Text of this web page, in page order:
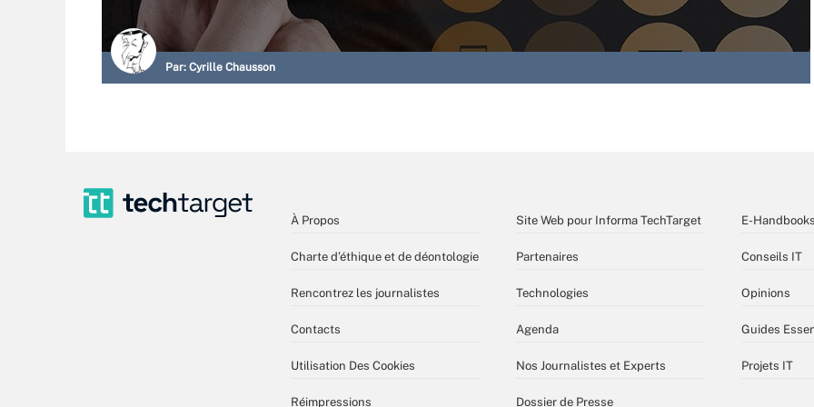
Par: Cyrille Chausson
À Propos
Charte d’éthique et de déontologie
Rencontrez les journalistes
Contacts
Utilisation Des Cookies
Réimpressions
Site Web pour Informa TechTarget
Partenaires
Technologies
Agenda
Nos Journalistes et Experts
Dossier de Presse
E-Handbooks
Conseils IT
Opinions
Guides
Projets IT